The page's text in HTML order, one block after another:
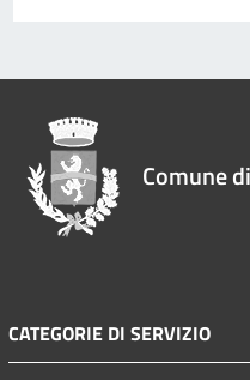
Comune
CATEGORIE DI SERVIZIO